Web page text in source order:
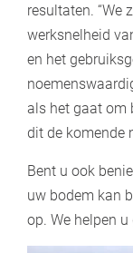
resultaten. “We
werksnelheid
en het
als het gaat om
dit de komende
Bent u ook
uw bodem kan
op. We helpen u